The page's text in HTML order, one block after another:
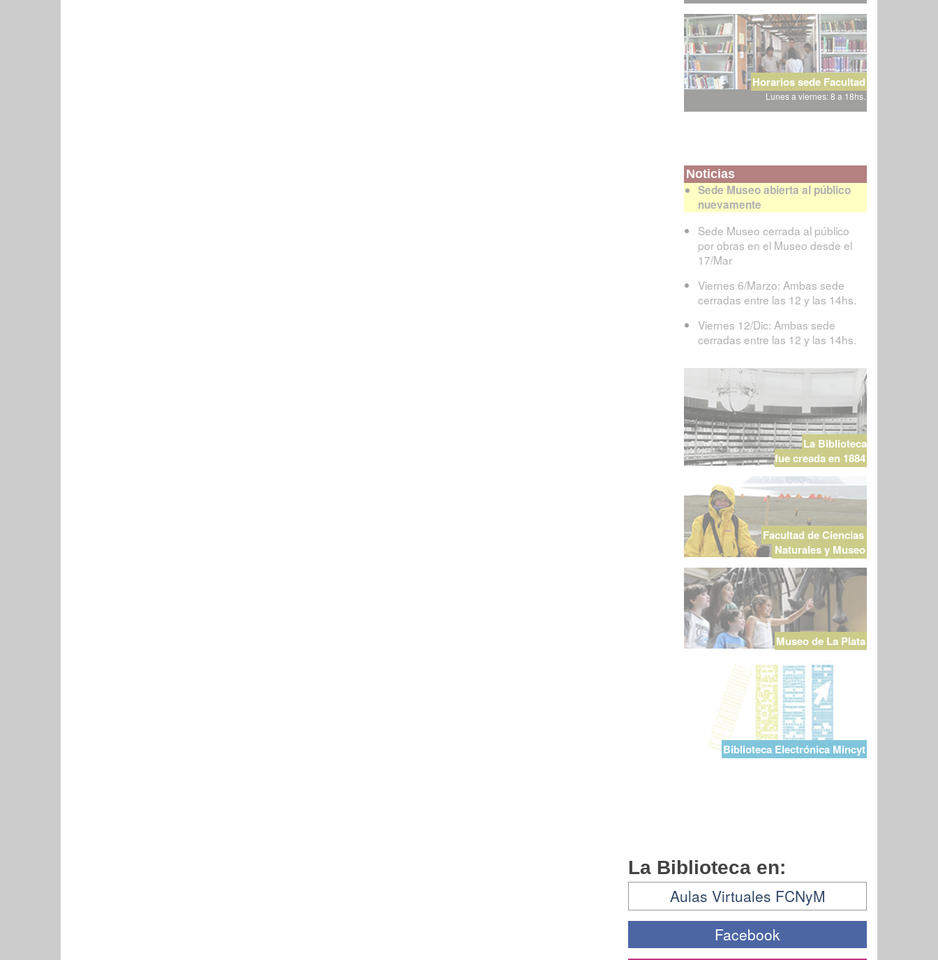
Horarios sede Facultad
Lunes a viernes: 8 a 18hs.
Noticias
Sede Museo abierta al público
nuevamente
Sede Museo cerrada al público
por obras en el Museo desde el
17/Mar
Viernes 6/Marzo: Ambas sede
cerradas entre las 12 y las 14hs.
Viernes 12/Dic: Ambas sede
cerradas entre las 12 y las 14hs.
La Biblioteca
fue creada en 1884
Facultad de Ciencias
Naturales y Museo
Museo de La Plata
Biblioteca Electrónica Mincyt
La Biblioteca en:
Aulas Virtuales FCNyM
Facebook